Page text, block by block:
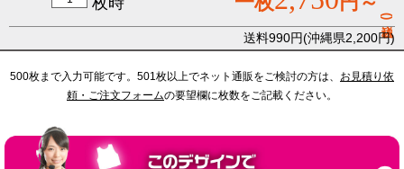
(税込)
送料990円(沖縄県2,200円)
500枚まで入力可能です。501枚以上でネット通販をご検討の方は、 お見積り依
頼・ご注文フォームの要望欄に枚数をご記載ください。